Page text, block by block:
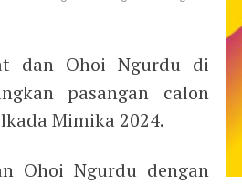
dan Ohoi Ngurdu di
pasangan calon
Mimika 2024.
Ohoi Ngurdu dengan